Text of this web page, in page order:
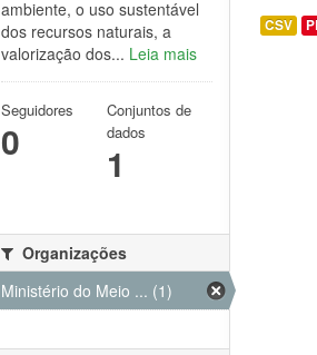
CSV
ambiente, o uso sustentável
dos recursos naturais, a
valorização dos... Leia mais
Seguidores
0
Conjuntos de
dados
1
Organizações
Ministério do Meio ... (1)